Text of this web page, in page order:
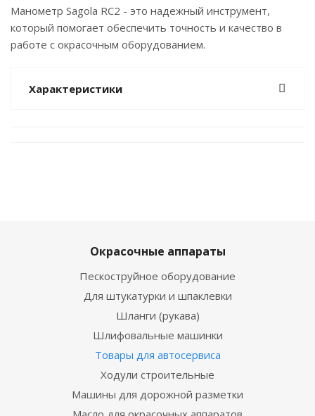
Манометр Sagola RC2 - это надежный инструмент,
который помогает обеспечить точность и качество в
работе с окрасочным оборудованием.
Характеристики
Окрасочные аппараты
Пескоструйное оборудование
Для штукатурки и шпаклевки
Шланги (рукава)
Шлифовальные машинки
Товары для автосервиса
Ходули строительные
Машины для дорожной разметки